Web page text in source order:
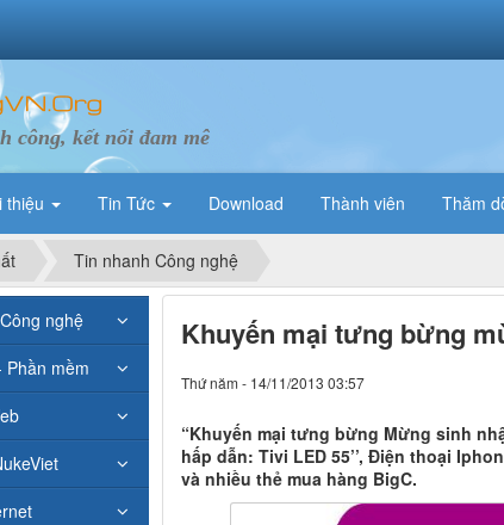
công, kết nối đam mê
thiệu Tin Tức Download Thành viên Thăm
Tin nhanh Công nghệ
Khuyến mại tưng bừng
Thứ năm - 14/11/2013 03:57
“Khuyến mại tưng bừng Mừng sinh
hấp dẫn: Tivi LED 55’’, Điện thoại
và nhiều thẻ mua hàng BigC.
nghệ
Phần mềm